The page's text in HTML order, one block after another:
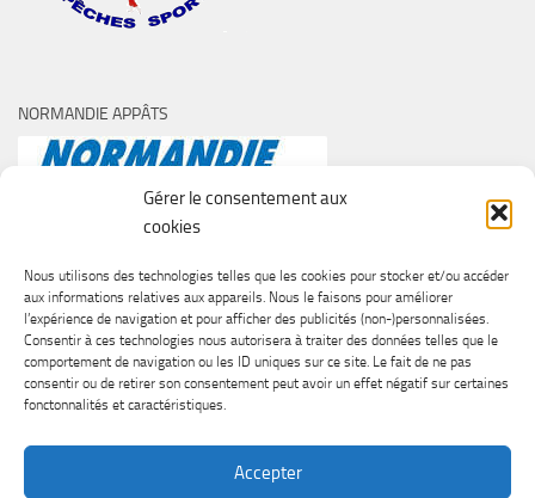
Gérer le consentement aux
cookies
Nous utilisons des technologies telles que les cookies pour stocker et/ou accéder
aux informations relatives aux appareils. Nous le faisons pour améliorer
l’expérience de navigation et pour afficher des publicités (non-)personnalisées.
Consentir à ces technologies nous autorisera à traiter des données telles que le
comportement de navigation ou les ID uniques sur ce site. Le fait de ne pas
consentir ou de retirer son consentement peut avoir un effet négatif sur certaines
fonctonnalités et caractéristiques.
Accepter
NORMANDIE APPÂTS